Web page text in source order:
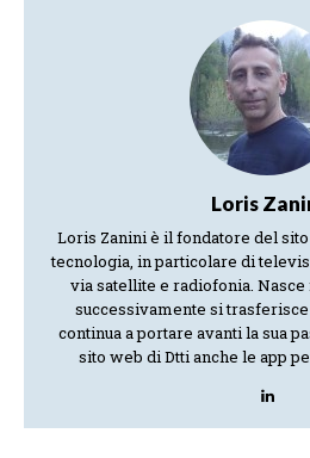
Loris
Loris Zanini è il fondatore del
tecnologia, in particolare di
via satellite e radiofonia. Nasce
successivamente si
continua a portare avanti la sua
sito web di Dtti anche le app